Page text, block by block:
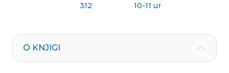
312
10-11 ur
O KNJIGI